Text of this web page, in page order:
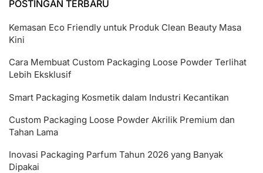
POSTINGAN TERBARU
Kemasan Eco Friendly untuk Produk Clean Beauty Masa
Kini
Cara Membuat Custom Packaging Loose Powder Terlihat
Lebih Eksklusif
Smart Packaging Kosmetik dalam Industri Kecantikan
Custom Packaging Loose Powder Akrilik Premium dan
Tahan Lama
Inovasi Packaging Parfum Tahun 2026 yang Banyak
Dipakai